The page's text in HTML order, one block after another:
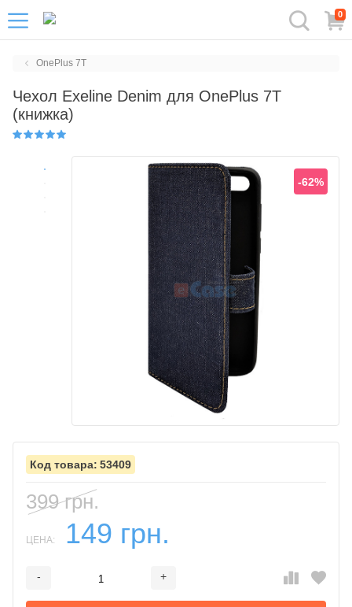
0
OnePlus 7T
Чехол Exeline Denim для OnePlus 7T
(книжка)
-62%
53409
399 грн.
ЦЕНА: 149 грн.
- +